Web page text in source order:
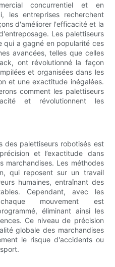
concurrentiel et en
les entreprises recherchent
d'améliorer l'efficacité et la
Les palettiseurs
qui a gagné en popularité ces
avancées, telles que celles
ont révolutionné la façon
et organisées dans les
et une exactitude inégalées.
comment les palettiseurs
et révolutionnent les
des palettiseurs robotisés est
et l’exactitude dans
marchandises. Les méthodes
qui reposent sur un travail
humaines, entraînant des
Cependant, avec les
mouvement est
éliminant ainsi les
Ce niveau de précision
globale des marchandises
le risque d'accidents ou